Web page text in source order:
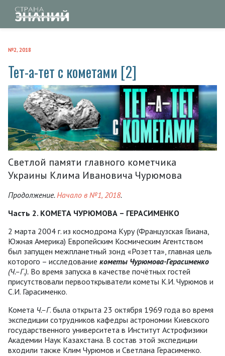
№2, 2018
Тет-а-тет с кометами [2]
Светлой памяти главного кометчика
Украины Клима Ивановича Чурюмова
Продолжение.Начало в №1, 2018.
Часть 2. КОМЕТА ЧУРЮМОВА – ГЕРАСИМЕНКО
2 марта 2004 г. из космодрома Куру (Французская Гвиана,
Южная Америка) Европейским Космическим Агентством
был запущен межпланетный зонд «Розетта», главная цель
которого – исследование кометы Чурюмова-Герасименко
(Ч.–Г.). Во время запуска в качестве почётных гостей
присутствовали первооткрыватели кометы К.И. Чурюмов и
С.И. Гарасименко.
Комета Ч.–Г. была открыта 23 октября 1969 года во время
экспедиции сотрудников кафедры астрономии Киевского
государственного университета в Институт Астрофизики
Академии Наук Казахстана. В состав этой экспедиции
входили также Клим Чурюмов и Светлана Герасименко.